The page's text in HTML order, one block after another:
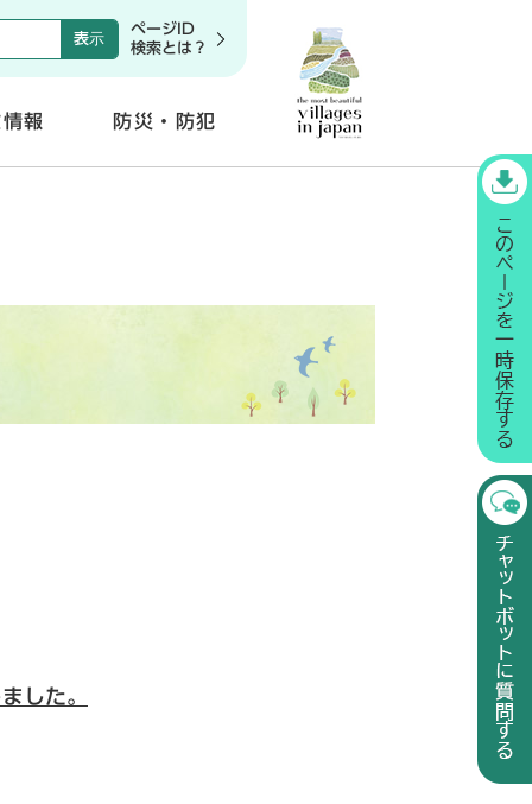
ページID
検索とは？
報 防災・防犯
した。